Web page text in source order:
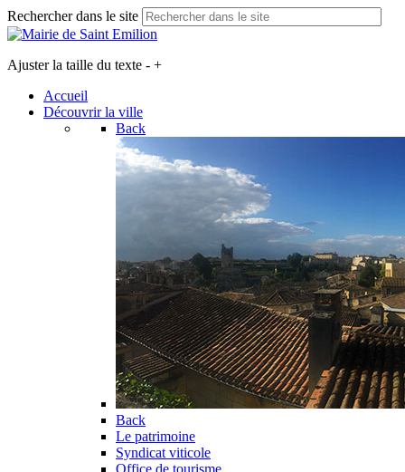
Rechercher dans le site
Ajuster la taille du texte - +
Accueil
Découvrir la ville
Back
Back
Le patrimoine
Syndicat viticole
Office de tourisme